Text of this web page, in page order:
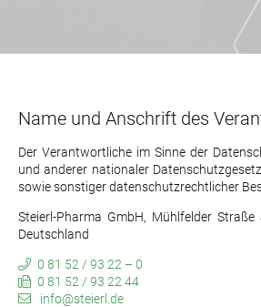
Name und Anschrift des
Der Verantwortliche im Sinne der
und anderer nationaler
sowie sonstiger datenschutzrechtlicher
Steierl-Pharma GmbH, Mühlfelder
Deutschland
0 81 52 / 93 22 – 0
0 81 52 / 93 22 44
info@steierl.de